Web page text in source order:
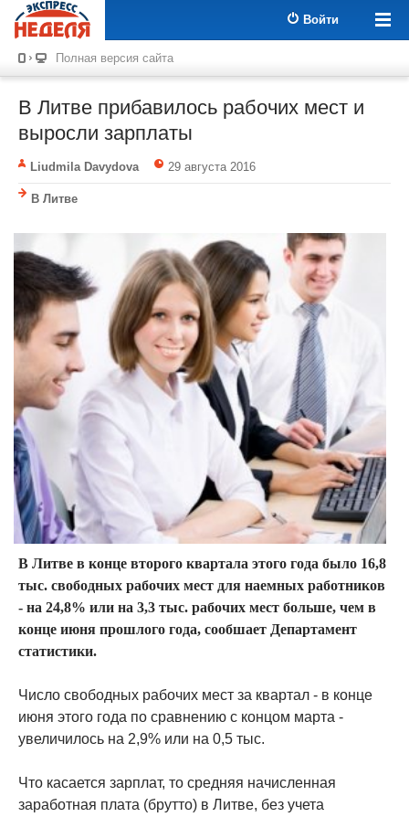
Войти
Полная версия сайта
В Литве прибавилось рабочих мест и
выросли зарплаты
Liudmila Davydova 29 августа 2016
В Литве
В Литве в конце второго квартала этого года было 16,8
тыс. свободных рабочих мест для наемных работников
- на 24,8% или на 3,3 тыс. рабочих мест больше, чем в
конце июня прошлого года, сообшает Департамент
статистики.
Число свободных рабочих мест за квартал - в конце
июня этого года по сравнению с концом марта -
увеличилось на 2,9% или на 0,5 тыс.
Что касается зарплат, то средняя начисленная
заработная плата (брутто) в Литве, без учета